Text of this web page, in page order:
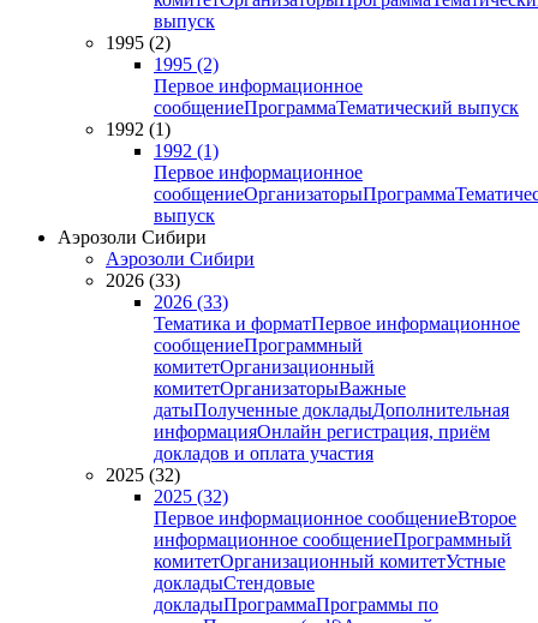
выпуск
1995 (2)
1995 (2)
Первое информационное
сообщениеПрограммаТематический выпуск
1992 (1)
1992 (1)
Первое информационное
сообщениеОрганизаторыПрограмма
выпуск
Аэрозоли Сибири
Аэрозоли Сибири
2026 (33)
2026 (33)
Тематика и форматПервое информационное
сообщениеПрограммный
комитетОрганизационный
комитетОрганизаторыВажные
датыПолученные докладыДополнительная
информацияОнлайн регистрация, приём
докладов и оплата участия
2025 (32)
2025 (32)
Первое информационное сообщениеВторое
информационное сообщениеПрограммный
комитетОрганизационный комитетУстные
докладыСтендовые
докладыПрограммаПрограммы по